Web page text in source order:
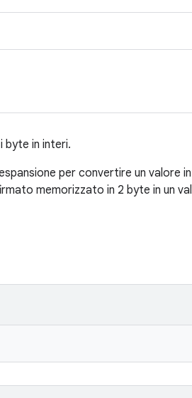
byte in interi.
per convertire un valore
memorizzato in 2 byte in un